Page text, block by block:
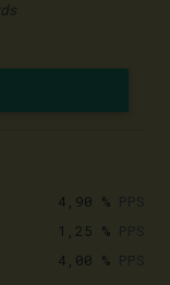
4,90 %
1,25 %
4,00 %